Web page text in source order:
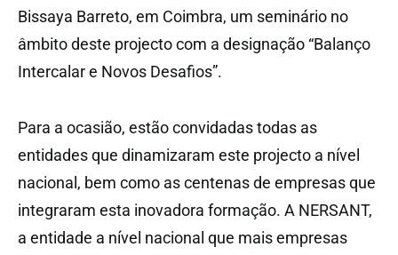
Bissaya Barreto, em Coimbra, um seminário no
âmbito deste projecto com a designação “Balanço
Intercalar e Novos Desafios”.
Para a ocasião, estão convidadas todas as
entidades que dinamizaram este projecto a nível
nacional, bem como as centenas de empresas que
integraram esta inovadora formação. A NERSANT,
a entidade a nível nacional que mais empresas